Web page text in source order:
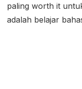
paling worth it
adalah belajar